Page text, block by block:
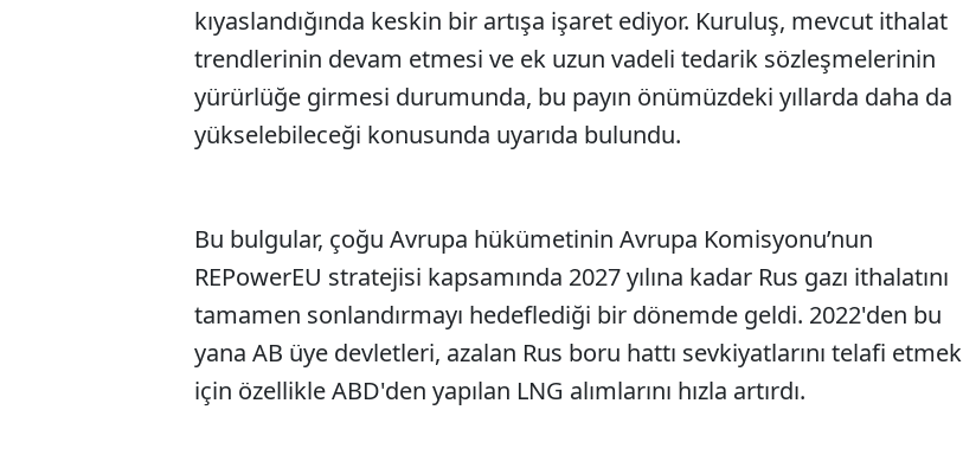
kıyaslandığında keskin bir artışa işaret ediyor. Kuruluş, mevcut ithalat
trendlerinin devam etmesi ve ek uzun vadeli tedarik sözleşmelerinin
yürürlüğe girmesi durumunda, bu payın önümüzdeki yıllarda daha da
yükselebileceği konusunda uyarıda bulundu.
Bu bulgular, çoğu Avrupa hükümetinin Avrupa Komisyonu’nun
REPowerEU stratejisi kapsamında 2027 yılına kadar Rus gazı ithalatını
tamamen sonlandırmayı hedeflediği bir dönemde geldi. 2022'den bu
yana AB üye devletleri, azalan Rus boru hattı sevkiyatlarını telafi etmek
için özellikle ABD'den yapılan LNG alımlarını hızla artırdı.